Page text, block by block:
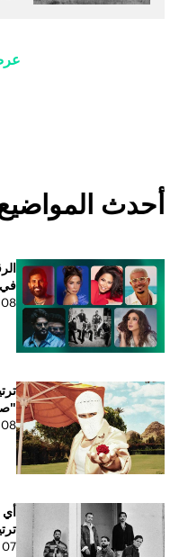
أحدث
في 7 أغسطس
08 أغسطس 2026
08 أغسطس 2026
أي
07 أغسطس 2026